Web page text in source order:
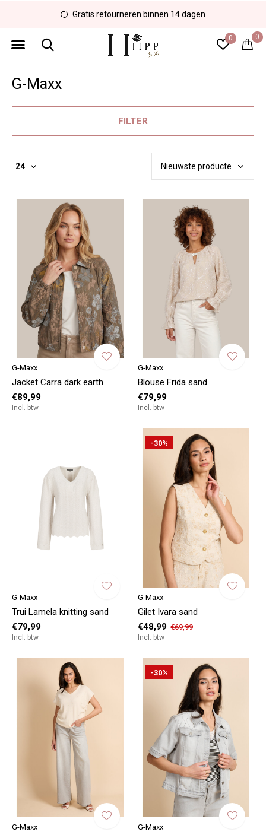
0 0
Veilig en eenvoudig betalen
G-Maxx
FILTER
G-Maxx
Jacket Carra dark earth
€89,99
Incl. btw
G-Maxx
Blouse Frida sand
€79,99
Incl. btw
G-Maxx
Trui Lamela knitting sand
€79,99
Incl. btw
-30%
G-Maxx
Gilet Ivara sand
€48,99 €69,99
Incl. btw
G-Maxx
-30%
G-Maxx